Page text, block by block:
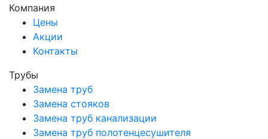
Компания
Цены
Акции
Контакты
Трубы
Замена труб
Замена стояков
Замена труб канализации
Замена труб полотенцесушителя